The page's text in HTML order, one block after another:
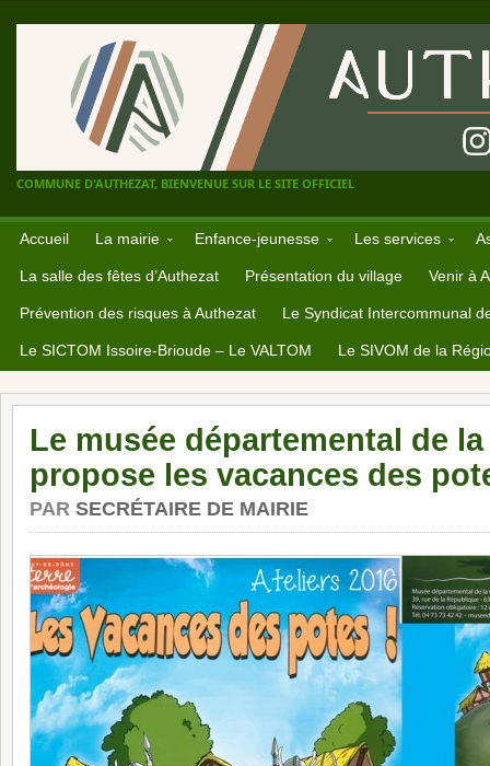
COMMUNE D'AUTHEZAT, BIENVENUE SUR LE SITE OFFICIEL
Accueil La mairie Enfance-jeunesse Les services
La salle des fêtes d’Authezat Présentation du village Venir à
Prévention des risques à Authezat Le Syndicat Intercommunal
Le SICTOM Issoire-Brioude – Le VALTOM Le SIVOM de la
Le musée départemental de
propose les vacances des
PAR SECRÉTAIRE DE MAIRIE